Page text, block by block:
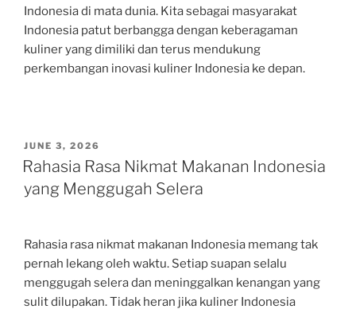
Indonesia di mata dunia. Kita sebagai masyarakat
Indonesia patut berbangga dengan keberagaman
kuliner yang dimiliki dan terus mendukung
perkembangan inovasi kuliner Indonesia ke depan.
POSTED
ON
JUNE 3, 2026
Rahasia Rasa Nikmat Makanan Indonesia
yang Menggugah Selera
Rahasia rasa nikmat makanan Indonesia memang tak
pernah lekang oleh waktu. Setiap suapan selalu
menggugah selera dan meninggalkan kenangan yang
sulit dilupakan. Tidak heran jika kuliner Indonesia